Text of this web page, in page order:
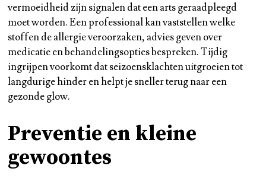
vermoeidheid zijn signalen dat een arts geraadpleegd
moet worden. Een professional kan vaststellen welke
stoffen de allergie veroorzaken, advies geven over
medicatie en behandelingsopties bespreken. Tijdig
ingrijpen voorkomt dat seizoensklachten uitgroeien tot
langdurige hinder en helpt je sneller terug naar een
gezonde glow.
Preventie en kleine
gewoontes